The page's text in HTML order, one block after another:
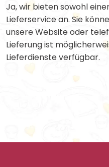
Ja, wir bieten sowohl
Lieferservice an. Sie
unsere Website oder
Lieferung ist
Lieferdienste verfügbar.